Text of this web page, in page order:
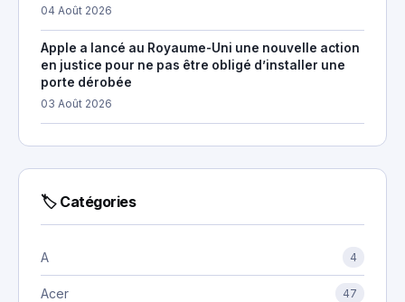
04 Août 2026
Apple a lancé au Royaume-Uni une nouvelle action
en justice pour ne pas être obligé d’installer une
porte dérobée
03 Août 2026
🏷 Catégories
A 4
Acer 47